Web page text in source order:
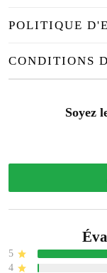
POLITIQUE
CONDITIONS
Soyez
5
4